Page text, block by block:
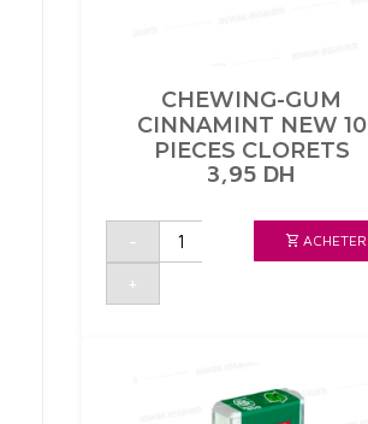
CHEWING-GUM
CINNAMINT NEW 10
PIECES CLORETS
3,95 DH
-
quantité
CHEWING-
NEW
+
ACHETER